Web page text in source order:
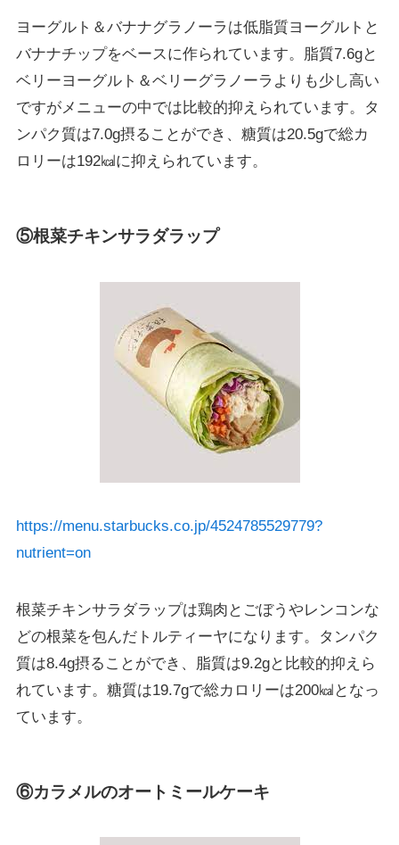
ヨーグルト＆バナナグラノーラは低脂質ヨーグルトと
バナナチップをベースに作られています。脂質7.6gと
ベリーヨーグルト＆ベリーグラノーラよりも少し高い
ですがメニューの中では比較的抑えられています。タ
ンパク質は7.0g摂ることができ、糖質は20.5gで総カ
ロリーは192㎉に抑えられています。
⑤根菜チキンサラダラップ
https://menu.starbucks.co.jp/4524785529779?
nutrient=on
根菜チキンサラダラップは鶏肉とごぼうやレンコンな
どの根菜を包んだトルティーヤになります。タンパク
質は8.4g摂ることができ、脂質は9.2gと比較的抑えら
れています。糖質は19.7gで総カロリーは200㎉となっ
ています。
⑥カラメルのオートミールケーキ